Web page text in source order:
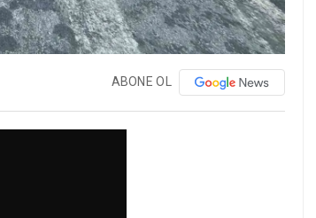
ABONE OL